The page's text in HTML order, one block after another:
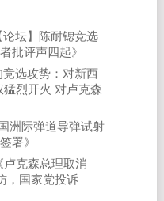
论坛】陈耐锶竞选
批评声四起》
选攻势：对新西
烈开火 对卢克森
洲际弹道导弹试射
署》
卢克森总理取消
，国家党投诉